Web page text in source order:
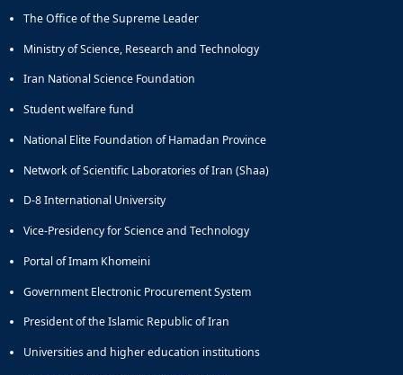
for
Research
Affairs
Dean
for
Studies
The Office of the Supreme Leader
Ministry of Science, Research and Technology
Iran National Science Foundation
Student welfare fund
National Elite Foundation of Hamadan Province
Network of Scientific Laboratories of Iran (Shaa)
D-8 International University
Vice-Presidency for Science and Technology
Portal of Imam Khomeini
Government Electronic Procurement System
President of the Islamic Republic of Iran
Universities and higher education institutions